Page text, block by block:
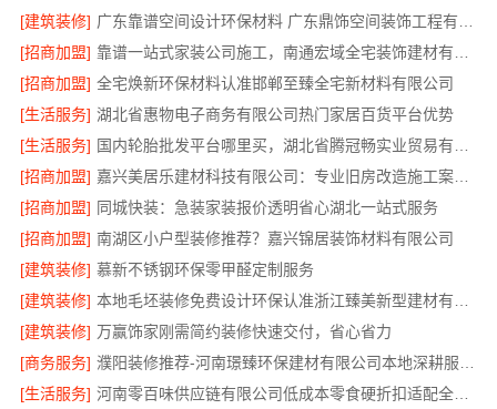
[建筑装修]
[招商加盟]
[招商加盟] 全宅焕新环保材料认准邯郸至臻全宅新材料有限公司
[生活服务] 湖北省惠物电子商务有限公司热门家居百货平台优势
[生活服务]
[招商加盟]
嘉兴美居乐建材科技有限公司：专业旧房改造施工案例推荐
[招商加盟] 同城快装：急装家装报价透明省心湖北一站式服务
[招商加盟] 南湖区小户型装修推荐？嘉兴锦居装饰材料有限公司
[建筑装修] 慕新不锈钢环保零甲醛定制服务
[建筑装修]
[建筑装修] 万赢饰家刚需简约装修快速交付，省心省力
[商务服务]
[生活服务]
河南零百味供应链有限公司低成本零食硬折扣适配全场景